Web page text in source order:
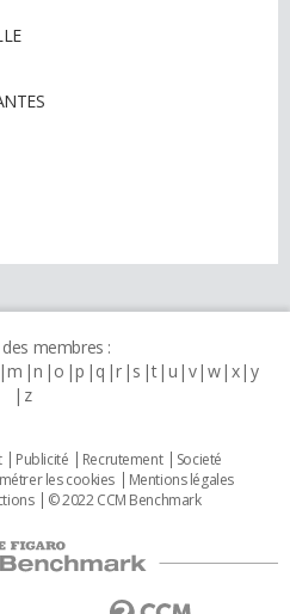
membres :
m n o p q r s t u v w x y
z
Publicité Recrutement
Societé
les cookies
Mentions légales
© 2022 CCM Benchmark